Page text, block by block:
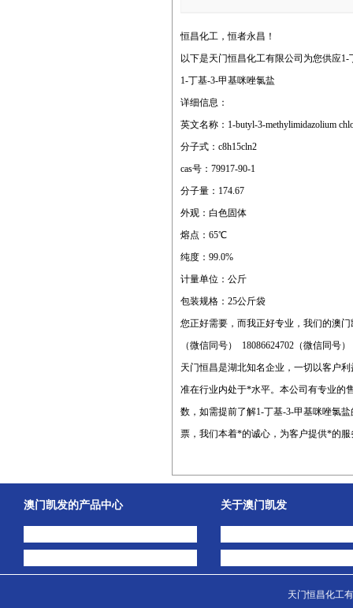
恒昌化工，恒者永昌！
以下是天门恒昌化工有限公司为您供应
1-丁基-3-甲基咪唑氯盐
详细信息：
英文名称：1-butyl-3-methylimidazolium
分子式：c8h15cln2
cas号：79917-90-1
分子量：174.67
外观：白色固体
熔点：65℃
纯度：99.0%
计量单位：公斤
包装规格：25公斤袋
您正好需要，而我正好专业，我们的澳
（微信同号） 18086624702（微信同号
天门恒昌是湖北知名企业，一切以客户
准在行业内处于*水平。本公司有专业的
数，如需提前了解1-丁基-3-甲基咪唑氯
票，我们本着*的诚心，为客户提供*的
澳门凯发的产品中心 关于澳门凯发
天门恒昌化工